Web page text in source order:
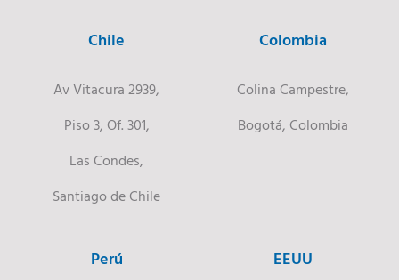
Chile
Av Vitacura 2939,
Piso 3, Of. 301,
Las Condes,
Santiago de Chile
Colombia
Colina Campestre,
Bogotá, Colombia
Perú EEUU